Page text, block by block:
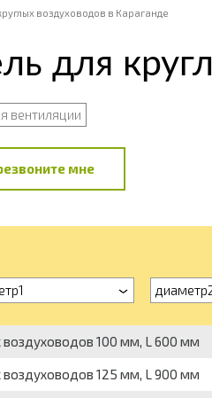
воздуховодов в Караганде
для
вентиляции
мне
100 мм, L 600 мм
125 мм, L 900 мм